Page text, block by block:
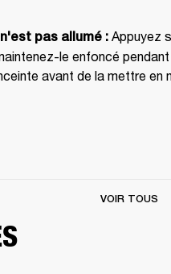
pas allumé : Appuyez
le enfoncé
avant de la mettre en
VOIR TOUS